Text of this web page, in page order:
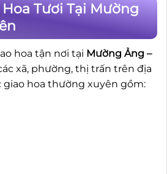
Tươi Tại Mường
hoa tận nơi tại Mường Ảng –
xã, phường, thị trấn trên địa
giao hoa thường xuyên gồm: